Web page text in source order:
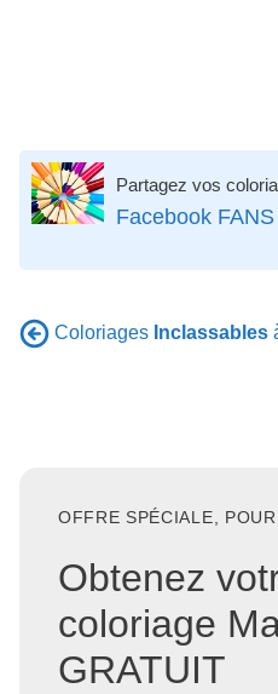
Partagez vos
Facebook
Coloriages Inclassables
OFFRE SPÉCIALE,
Obtenez
coloriage
GRATUIT